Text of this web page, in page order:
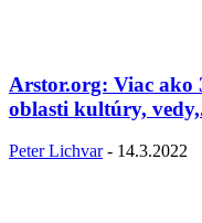
Arstor.org: Viac ako
oblasti kultúry,
Peter Lichvar - 14.3.2022